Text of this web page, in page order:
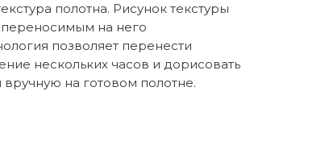
полотна. Рисунок текстуры
переносимым на него
позволяет перенести
нескольких часов и дорисовать
на готовом полотне.